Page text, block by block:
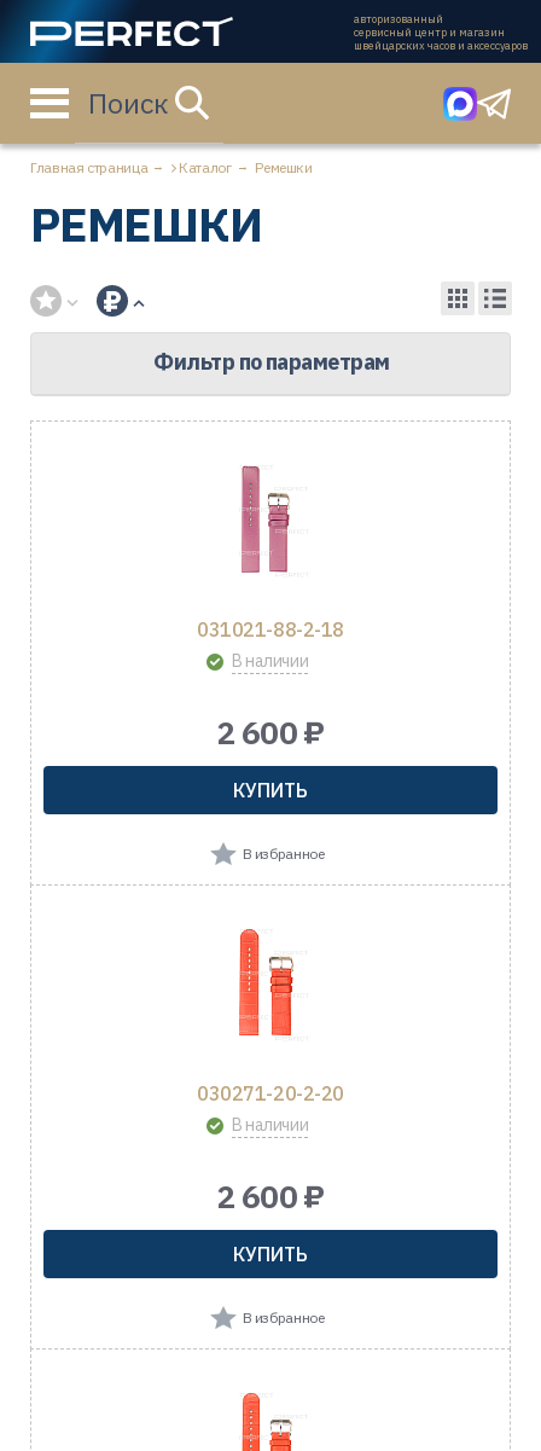
авторизованный
сервисный центр и магазин
швейцарских часов и аксессуаров
Поиск
Главная страница Каталог Ремешки
РЕМЕШКИ
Фильтр по параметрам
031021-88-2-18
В наличии
2 600 ₽
КУПИТЬ
В избранное
030271-20-2-20
В наличии
2 600 ₽
КУПИТЬ
В избранное